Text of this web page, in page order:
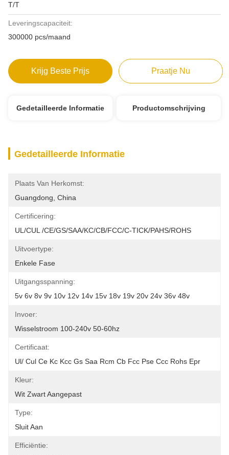
T/T
Leveringscapaciteit:
300000 pcs/maand
Krijg Beste Prijs Praatje Nu
Gedetailleerde Informatie Productomschrijving
Gedetailleerde Informatie
Plaats Van Herkomst:
Guangdong, China
Certificering:
UL/cUL /CE/GS/SAA/KC/CB/FCC/C-TICK/PAHS/ROHS
Uitvoertype:
Enkele Fase
Uitgangsspanning:
5v 6v 8v 9v 10v 12v 14v 15v 18v 19v 20v 24v 36v 48v
Invoer:
Wisselstroom 100-240v 50-60hz
Certificaat:
Ul/ Cul Ce Kc Kcc Gs Saa Rcm Cb Fcc Pse Ccc Rohs Epr
Kleur:
Wit Zwart Aangepast
Type:
Sluit Aan
Efficiëntie: